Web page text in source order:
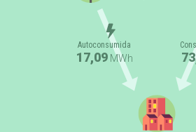
Autoconsumida
17,09 MWh